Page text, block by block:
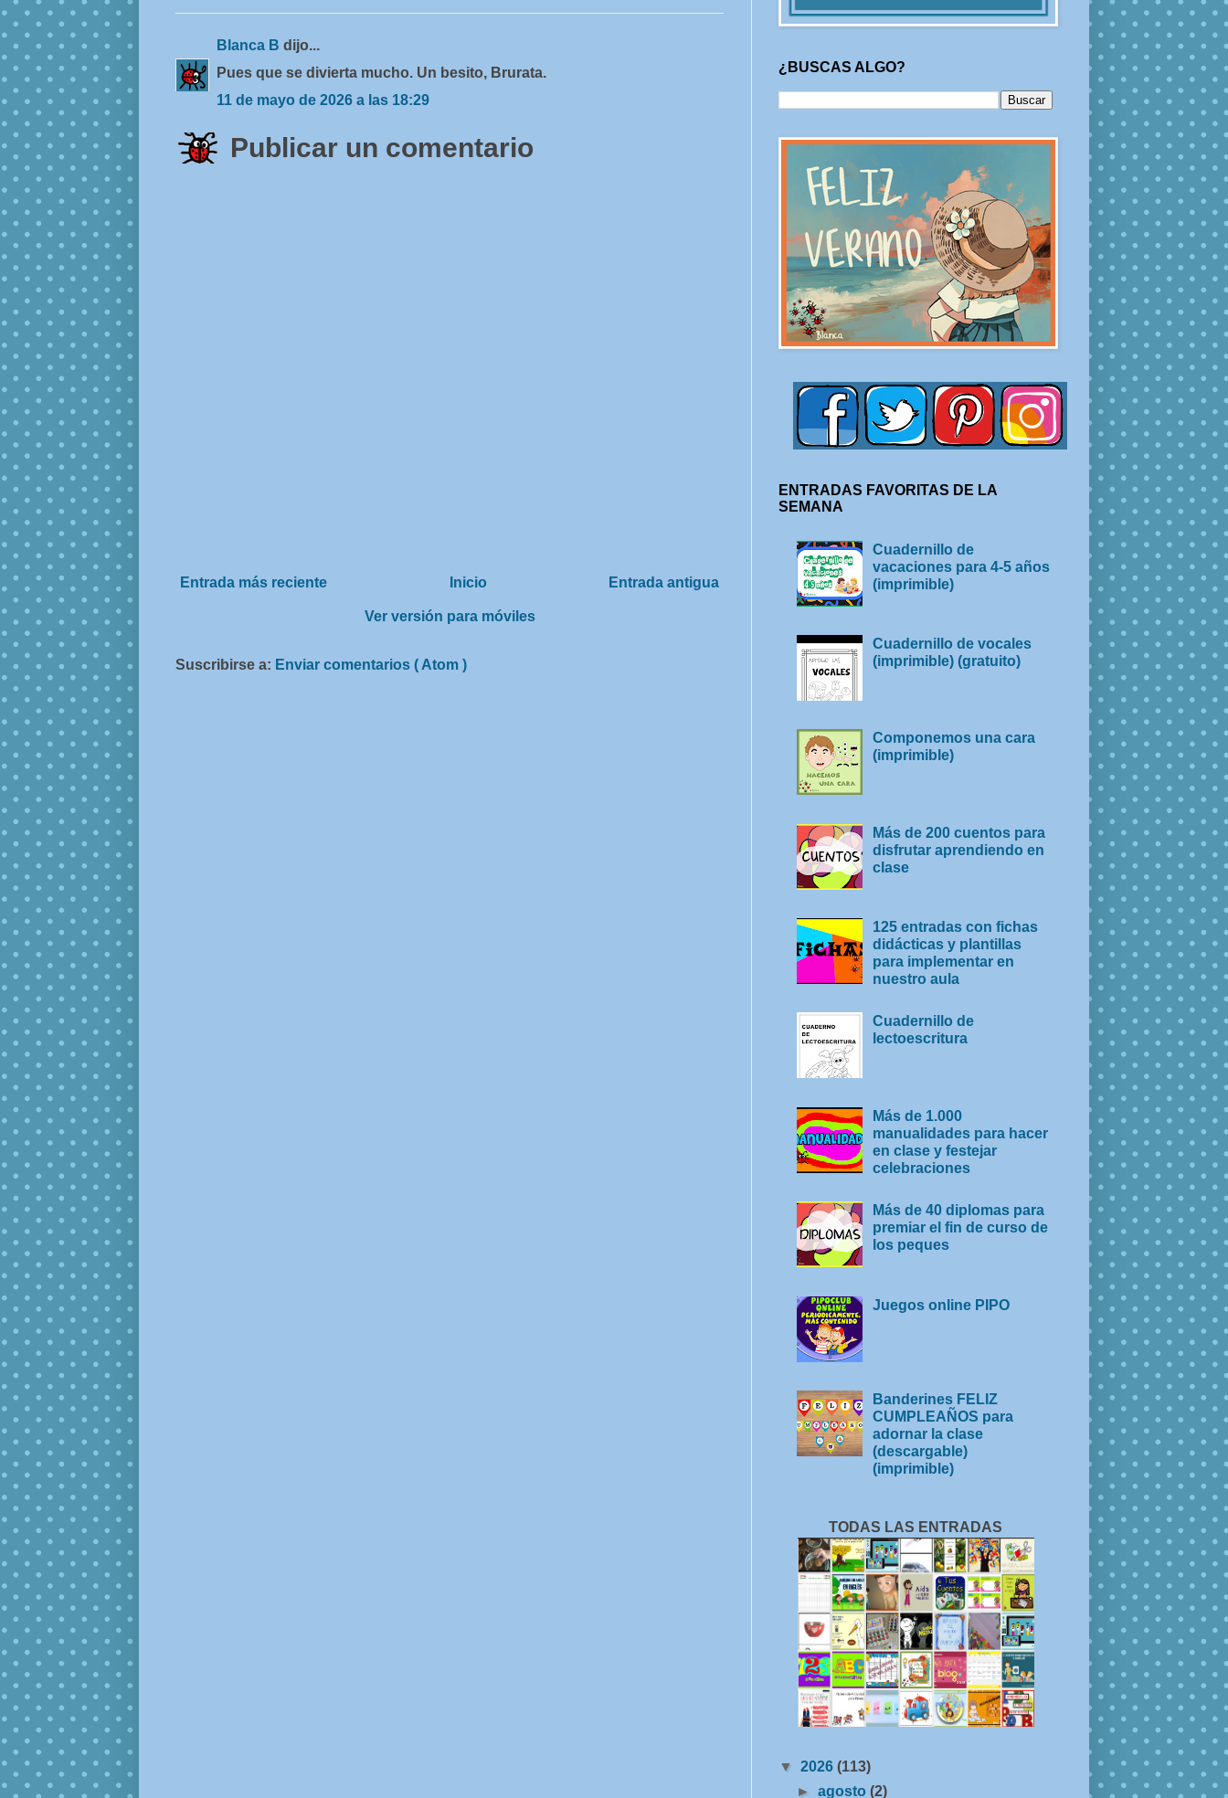
Blanca B dijo...
Pues que se divierta mucho. Un besito, Brurata.
11 de mayo de 2026 a las 18:29
Publicar un comentario
Entrada más reciente Entrada antigua
Inicio
Ver versión para móviles
Suscribirse a: Enviar comentarios ( Atom )
¿BUSCAS ALGO?
ENTRADAS FAVORITAS DE LA
SEMANA
Cuadernillo de
vacaciones para 4-5 años
(imprimible)
Cuadernillo de vocales
(imprimible) (gratuito)
Componemos una cara
(imprimible)
Más de 200 cuentos para
disfrutar aprendiendo en
clase
125 entradas con fichas
didácticas y plantillas
para implementar en
nuestro aula
Cuadernillo de
lectoescritura
Más de 1.000
manualidades para hacer
en clase y festejar
celebraciones
Más de 40 diplomas para
premiar el fin de curso de
los peques
Juegos online PIPO
Banderines FELIZ
CUMPLEAÑOS para
adornar la clase
(descargable)
(imprimible)
TODAS LAS ENTRADAS
▼ 2026 (113)
►agosto(2)